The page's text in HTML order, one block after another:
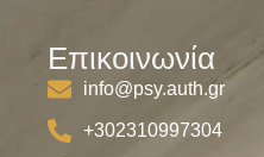
Επικοινωνία
info@psy.auth.gr
+302310997304